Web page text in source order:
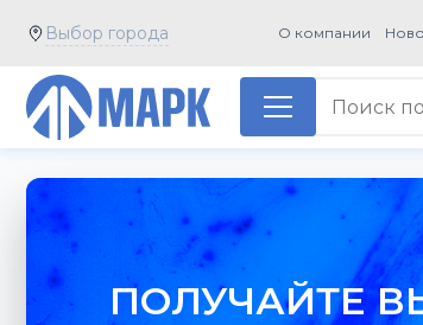
Выбор города О компании
ПОЛУЧАЙТЕ